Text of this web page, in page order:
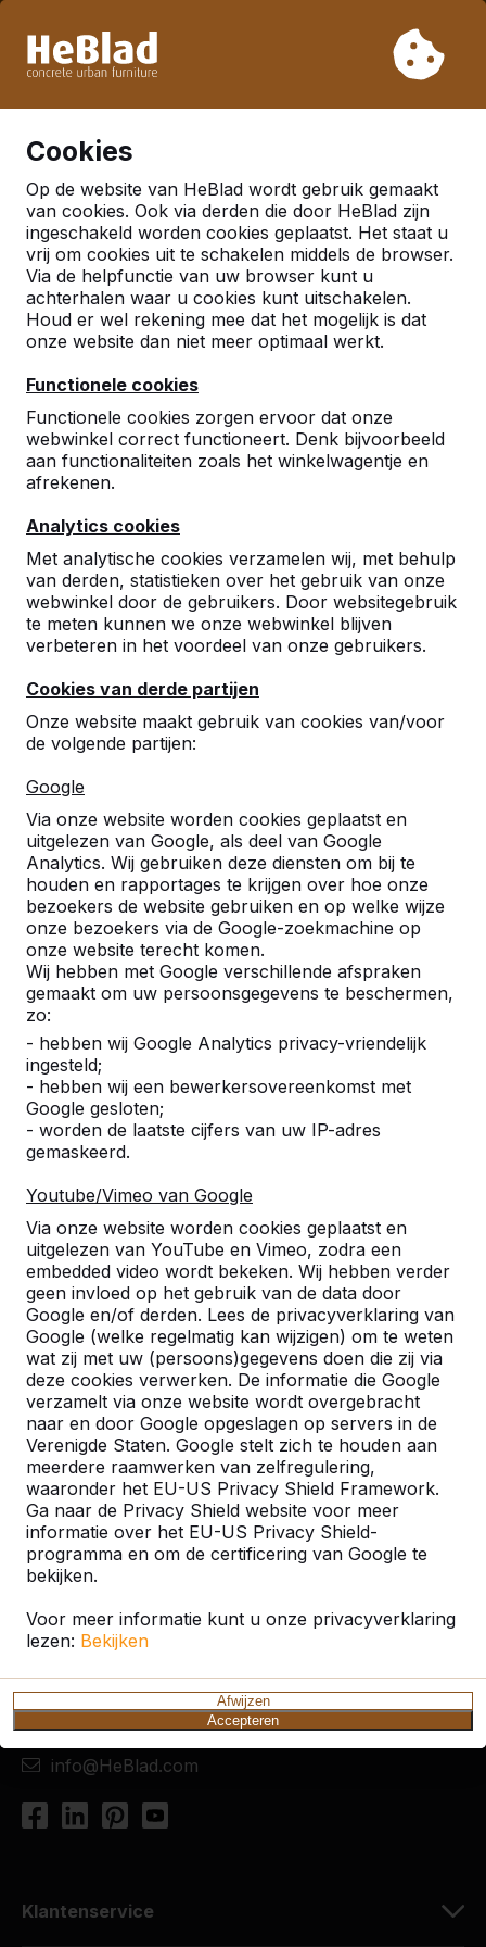
week 33. Houdt u daarom rekening met langere levertijden.
Cookies
Op de website van HeBlad wordt gebruik gemaakt
van cookies. Ook via derden die door HeBlad zijn
ingeschakeld worden cookies geplaatst. Het staat u
vrij om cookies uit te schakelen middels de browser.
Via de helpfunctie van uw browser kunt u
achterhalen waar u cookies kunt uitschakelen.
Houd er wel rekening mee dat het mogelijk is dat
onze website dan niet meer optimaal werkt.
Functionele cookies
Functionele cookies zorgen ervoor dat onze
webwinkel correct functioneert. Denk bijvoorbeeld
aan functionaliteiten zoals het winkelwagentje en
afrekenen.
Analytics cookies
Met analytische cookies verzamelen wij, met behulp
van derden, statistieken over het gebruik van onze
webwinkel door de gebruikers. Door websitegebruik
te meten kunnen we onze webwinkel blijven
verbeteren in het voordeel van onze gebruikers.
Cookies van derde partijen
Onze website maakt gebruik van cookies van/voor
de volgende partijen:
Google
Via onze website worden cookies geplaatst en
uitgelezen van Google, als deel van Google
Analytics. Wij gebruiken deze diensten om bij te
houden en rapportages te krijgen over hoe onze
bezoekers de website gebruiken en op welke wijze
onze bezoekers via de Google-zoekmachine op
onze website terecht komen.
Wij hebben met Google verschillende afspraken
gemaakt om uw persoonsgegevens te beschermen,
zo:
- hebben wij Google Analytics privacy-vriendelijk
ingesteld;
- hebben wij een bewerkersovereenkomst met
Google gesloten;
- worden de laatste cijfers van uw IP-adres
gemaskeerd.
Youtube/Vimeo van Google
Via onze website worden cookies geplaatst en
uitgelezen van YouTube en Vimeo, zodra een
embedded video wordt bekeken. Wij hebben verder
geen invloed op het gebruik van de data door
Google en/of derden. Lees de privacyverklaring van
Google (welke regelmatig kan wijzigen) om te weten
wat zij met uw (persoons)gegevens doen die zij via
deze cookies verwerken. De informatie die Google
verzamelt via onze website wordt overgebracht
naar en door Google opgeslagen op servers in de
Verenigde Staten. Google stelt zich te houden aan
meerdere raamwerken van zelfregulering,
waaronder het EU-US Privacy Shield Framework.
Ga naar de Privacy Shield website voor meer
informatie over het EU-US Privacy Shield-
programma en om de certificering van Google te
bekijken.
Voor meer informatie kunt u onze privacyverklaring
lezen: Bekijken
Afwijzen
Accepteren
Al meer dan 30.000 producten verkocht
Nederland
Referenties in:
Ammerstol
locatie.
Referenties
U vindt onze producten in heel Europa en
zelfs daarbuiten. Bekijk hier waar bij u in de
buurt al een HeBlad product staat.
Product
Categorie
Alles weergeven
Zoek op plaats of postcode
Zie ook
Bergambacht
Groot
Ammers
Groot-
ammers
Langerak
Contact
HeBlad Nederland
Diamantweg 22
Nederland
info@HeBlad.com
Klantenservice